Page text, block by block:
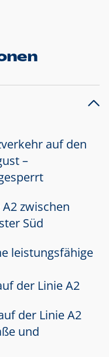
auf den
–
zwischen
Süd
leistungsfähige
der Linie A2
der Linie A2
und